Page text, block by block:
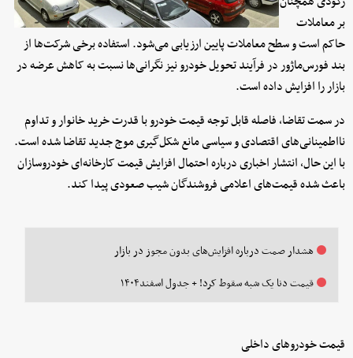
بر معاملات
حاکم است و سطح معاملات پایین ارزیابی می‌شود. استفاده برخی شرکت‌ها از
بند فورس‌ماژور در فرآیند تحویل خودرو نیز نگرانی‌ها نسبت به کاهش عرضه در
بازار را افزایش داده است.
در سمت تقاضا، فاصله قابل توجه قیمت خودرو با قدرت خرید خانوار و تداوم
نااطمینانی‌های اقتصادی و سیاسی مانع شکل‌گیری موج جدید تقاضا شده است.
با این حال، انتشار اخباری درباره احتمال افزایش قیمت کارخانه‌ای خودروسازان
باعث شده قیمت‌های اعلامی فروشندگان شیب صعودی پیدا کند.
هشدار صمت درباره افزایش‌های بدون مجوز در بازار
قیمت‌ دنا یک شبه سقوط کرد! + جدول اسفند۱۴۰۴
قیمت خودروهای داخلی